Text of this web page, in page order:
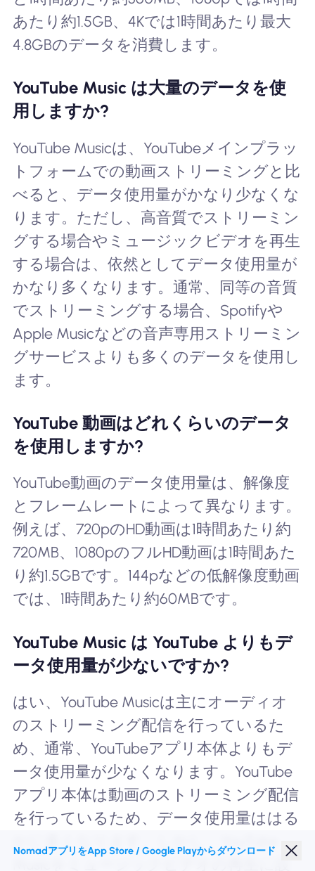
あたり約1.5GB、4Kでは1時間あたり最大
4.8GBのデータを消費します。
YouTube Music は大量のデータを使
用しますか?
YouTube Musicは、YouTubeメインプラッ
トフォームでの動画ストリーミングと比
べると、データ使用量がかなり少なくな
ります。ただし、高音質でストリーミン
グする場合やミュージックビデオを再生
する場合は、依然としてデータ使用量が
かなり多くなります。通常、同等の音質
でストリーミングする場合、Spotifyや
Apple Musicなどの音声専用ストリーミン
グサービスよりも多くのデータを使用し
ます。
YouTube 動画はどれくらいのデータ
を使用しますか?
YouTube動画のデータ使用量は、解像度
とフレームレートによって異なります。
例えば、720pのHD動画は1時間あたり約
720MB、1080pのフルHD動画は1時間あた
り約1.5GBです。144pなどの低解像度動画
では、1時間あたり約60MBです。
YouTube Music は YouTube よりもデ
ータ使用量が少ないですか?
はい、YouTube Musicは主にオーディオ
のストリーミング配信を行っているた
め、通常、YouTubeアプリ本体よりもデ
ータ使用量が少なくなります。YouTube
アプリ本体は動画のストリーミング配信
を行っているため、データ使用量ははる
かに多くなります。しかし、YouTube
NomadアプリをApp Store / Google Playからダウンロード